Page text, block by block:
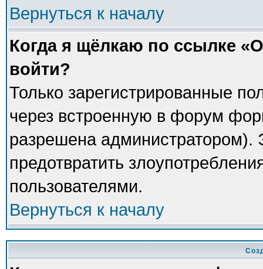
Вернуться к началу
Когда я щёлкаю по ссылке
войти?
Только зарегистрированные
через встроенную в форум
разрешена администратором).
предотвратить
пользователями.
Вернуться к началу